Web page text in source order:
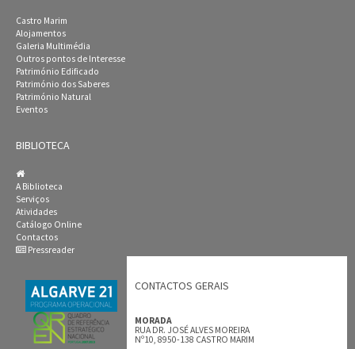
Castro Marim
Alojamentos
Galeria Multimédia
Outros pontos de Interesse
Património Edificado
Património dos Saberes
Património Natural
Eventos
BIBLIOTECA
A Biblioteca
Serviços
Atividades
Catálogo Online
Contactos
Pressreader
CONTACTOS GERAIS
MORADA
RUA DR. JOSÉ ALVES MOREIRA
Nº10, 8950-138 CASTRO MARIM